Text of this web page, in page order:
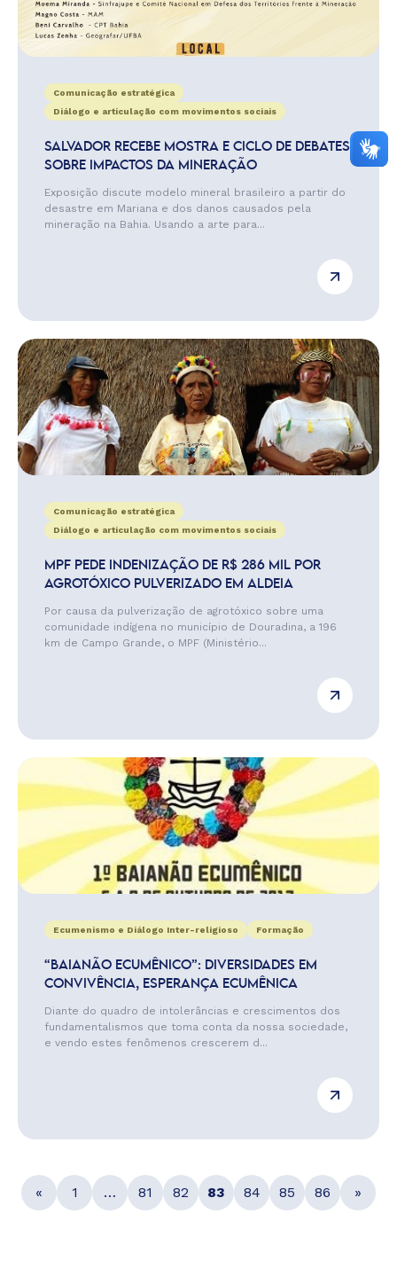
Comunicação estratégica
Diálogo e articulação com movimentos sociais
SALVADOR RECEBE MOSTRA E CICLO DE DEBATES
SOBRE IMPACTOS DA MINERAÇÃO
Exposição discute modelo mineral brasileiro a partir do
desastre em Mariana e dos danos causados pela
mineração na Bahia. Usando a arte para...
Comunicação estratégica
Diálogo e articulação com movimentos sociais
MPF PEDE INDENIZAÇÃO DE R$ 286 MIL POR
AGROTÓXICO PULVERIZADO EM ALDEIA
Por causa da pulverização de agrotóxico sobre uma
comunidade indígena no município de Douradina, a 196
km de Campo Grande, o MPF (Ministério...
Ecumenismo e Diálogo Inter-religioso Formação
“BAIANÃO ECUMÊNICO”: DIVERSIDADES EM
CONVIVÊNCIA, ESPERANÇA ECUMÊNICA
Diante do quadro de intolerâncias e crescimentos dos
fundamentalismos que toma conta da nossa sociedade,
e vendo estes fenômenos crescerem d...
« 1 … 81 82 83 84 85 86 »